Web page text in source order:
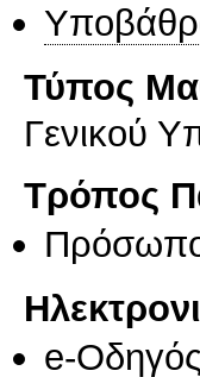
Τύπος
Γενικού
Τρόπος
e-